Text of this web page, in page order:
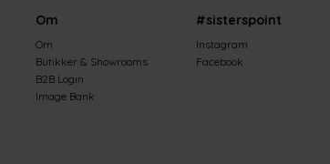
Om
Om
Butikker & Showrooms
B2B Login
Image Bank
#sisterspoint
Instagram
Facebook